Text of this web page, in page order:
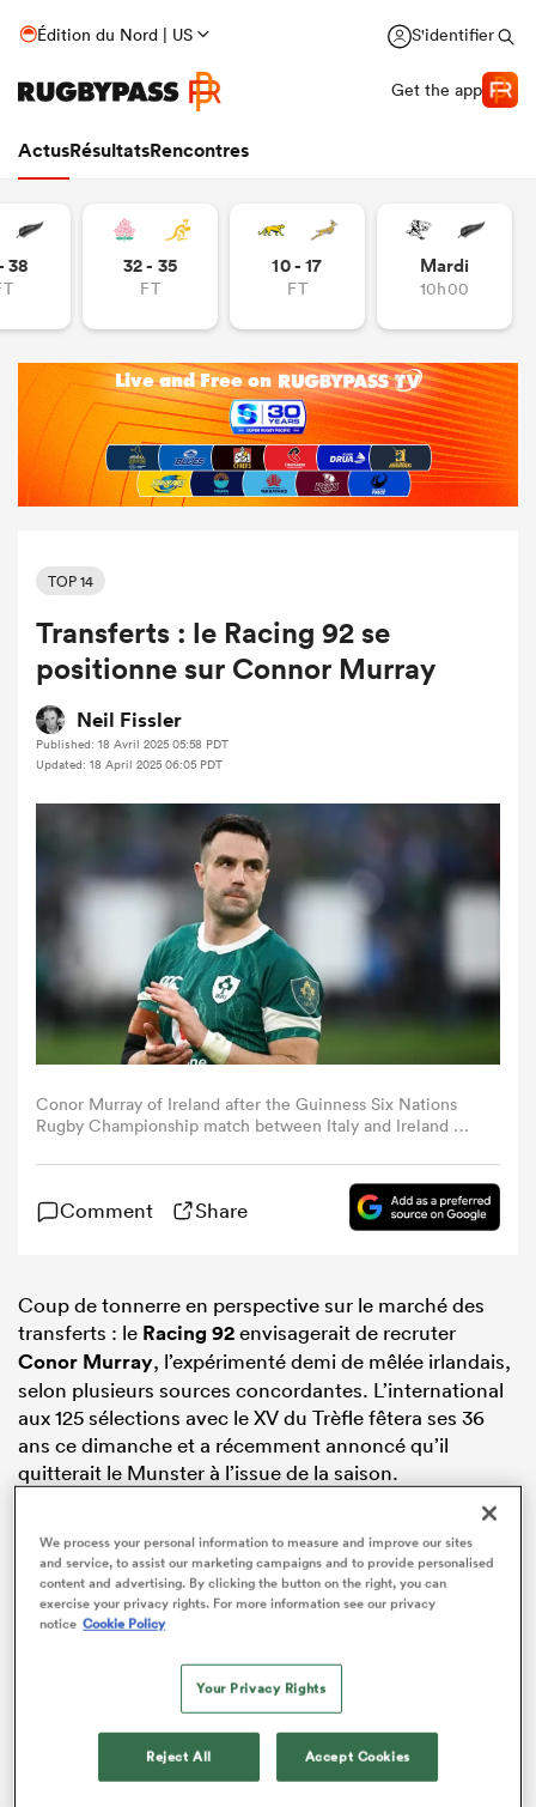
Édition du Nord | US S'identifier
Get the app
ActusRésultatsRencontres
38 32 - 35
FT
10 - 17
FT
Mardi
10h00
TOP 14
Transferts : le Racing 92 se
positionne sur Connor Murray
Neil Fissler
Published: 18 Avril 2025 05:58 PDT
Updated: 18 April 2025 06:05 PDT
Conor Murray of Ireland after the Guinness Six Nations
Rugby Championship match between Italy and Ireland at
Daly/Sportsfile via Getty Images)
Comment Share
Coup de tonnerre en perspective sur le marché des
transferts : le Racing 92envisagerait de recruter
Conor Murray, l’expérimenté demi de mêlée irlandais,
selon plusieurs sources concordantes. L’international
aux 125 sélections avec le XV du Trèfle fêtera ses 36
ans ce dimanche et a récemment annoncé qu’il
quitterait le Munster à l’issue de la saison.
We process your personal information to measure and improve our sites
and service, to assist our marketing campaigns and to provide personalised
content and advertising. By clicking the button on the right, you can
exercise your privacy rights. For more information see our privacy
notice Cookie Policy
Your Privacy Rights
Reject All Accept Cookies